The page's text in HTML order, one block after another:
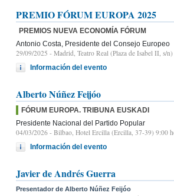
PREMIO FÓRUM EUROPA 2025
PREMIOS NUEVA ECONOMÍA FÓRUM
Antonio Costa, Presidente del Consejo Europeo
29/09/2025 - Madrid, Teatro Real (Plaza de Isabel II, s/
Información del evento
Alberto Núñez Feijóo
FÓRUM EUROPA. TRIBUNA EUSKADI
Presidente Nacional del Partido Popular
04/03/2026 - Bilbao, Hotel Ercilla (Ercilla, 37-39) 9:00
Información del evento
Javier de Andrés Guerra
Presentador de Alberto Núñez Feijóo